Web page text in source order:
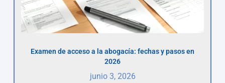
Examen de acceso a la abogacía: fechas y pasos en
2026
junio 3, 2026